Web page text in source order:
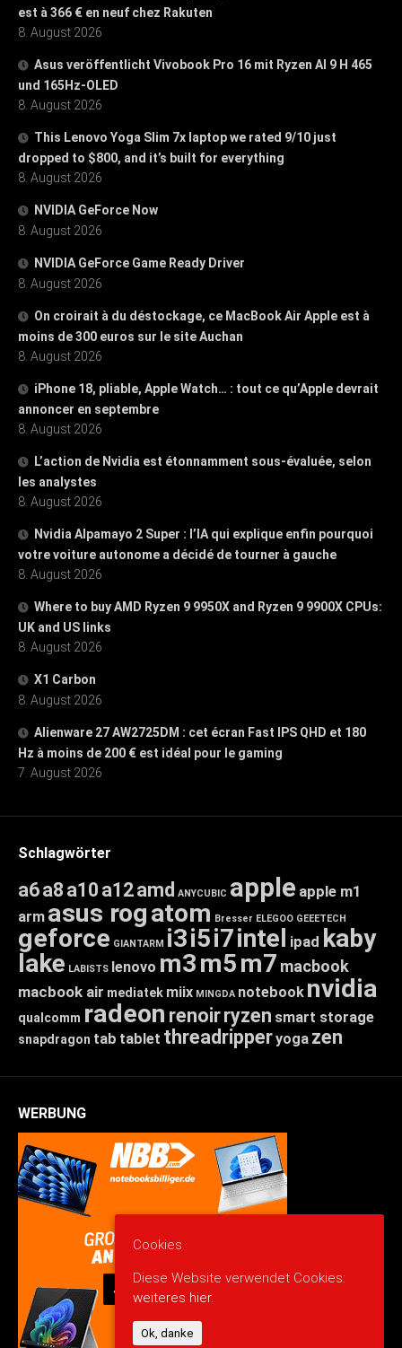
est à 366 € en neuf chez Rakuten
8. August 2026
Asus veröffentlicht Vivobook Pro 16 mit Ryzen AI 9 H 465
und 165Hz-OLED
8. August 2026
This Lenovo Yoga Slim 7x laptop we rated 9/10 just
dropped to $800, and it’s built for everything
8. August 2026
NVIDIA GeForce Now
8. August 2026
NVIDIA GeForce Game Ready Driver
8. August 2026
On croirait à du déstockage, ce MacBook Air Apple est à
moins de 300 euros sur le site Auchan
8. August 2026
iPhone 18, pliable, Apple Watch… : tout ce qu’Apple devrait
annoncer en septembre
8. August 2026
L’action de Nvidia est étonnamment sous-évaluée, selon
les analystes
8. August 2026
Nvidia Alpamayo 2 Super : l’IA qui explique enfin pourquoi
votre voiture autonome a décidé de tourner à gauche
8. August 2026
Where to buy AMD Ryzen 9 9950X and Ryzen 9 9900X CPUs:
UK and US links
8. August 2026
X1 Carbon
8. August 2026
Alienware 27 AW2725DM : cet écran Fast IPS QHD et 180
Hz à moins de 200 € est idéal pour le gaming
7. August 2026
Schlagwörter
a6a8 a10 a12amd ANYCUBIC apple apple m1
arm asus rogatom Bresser ELEGOO GEEETECH
geforce GIANTARM i3i5i7intel ipad kaby
lake LABISTS lenovo m3m5m7 macbook
macbook air mediatek miix MINGDA notebook nvidia
qualcomm radeon renoirryzen smart storage
snapdragon tab tablet threadripperyoga zen
WERBUNG
Cookies
Diese Website verwendet Cookies:
weiteres hier.
Ok, danke